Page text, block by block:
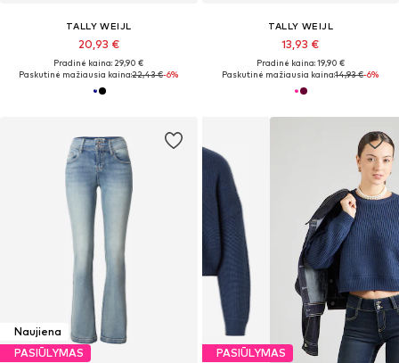
TALLY WEIJL
20,93 €
Pradinė kaina: 29,90 €
Paskutinė mažiausia kaina:22,43 €-6%
TALLY WEIJL
13,93 €
Pradinė kaina: 19,90 €
Paskutinė mažiausia kaina:14,93 €-6%
Naujiena
PASIŪLYMAS
PASIŪLYMAS